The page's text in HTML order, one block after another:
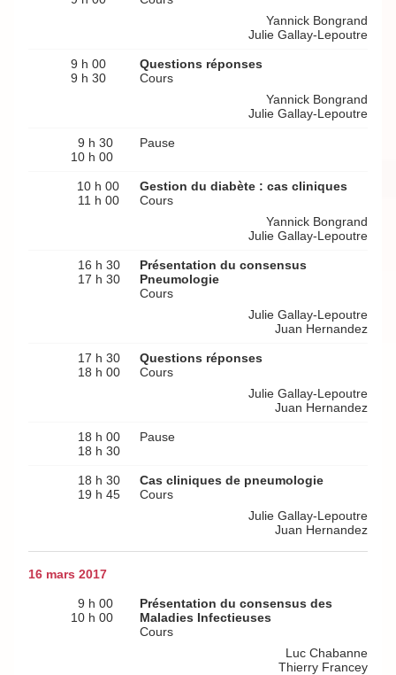
Yannick Bongrand
Julie Gallay-Lepoutre
9 h 00
9 h 30
Questions réponses
Cours
Yannick Bongrand
Julie Gallay-Lepoutre
9 h 30
10 h 00
Pause
10 h 00
11 h 00
Gestion du diabète : cas cliniques
Cours
Yannick Bongrand
Julie Gallay-Lepoutre
16 h 30
17 h 30
Présentation du consensus
Pneumologie
Cours
Julie Gallay-Lepoutre
Juan Hernandez
17 h 30
18 h 00
Questions réponses
Cours
Julie Gallay-Lepoutre
Juan Hernandez
18 h 00
18 h 30
Pause
18 h 30
19 h 45
Cas cliniques de pneumologie
Cours
Julie Gallay-Lepoutre
Juan Hernandez
16 mars 2017
9 h 00
10 h 00
Présentation du consensus des
Maladies Infectieuses
Cours
Luc Chabanne
Thierry Francey